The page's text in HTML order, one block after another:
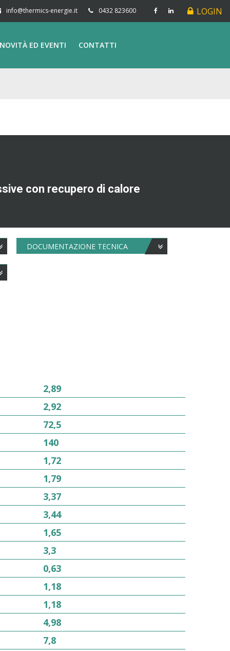
LOGIN
info@thermics-energie.it 0432 823600
NOVITÀ ED EVENTI CONTATTI
con recupero di calore
DOCUMENTAZIONE TECNICA
2,89
2,92
72,5
140
1,72
1,79
3,37
3,44
1,65
3,3
0,63
1,18
1,18
4,98
7,8